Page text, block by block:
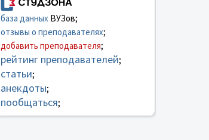
база данныхВУЗов;
отзывы о преподавателях;
добавить преподавателя;
рейтинг преподавателей;
статьи;
анекдоты;
пообщаться;